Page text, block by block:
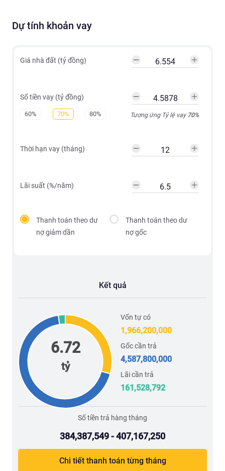
Dự tính khoản vay
Giá nhà đất (tỷ đồng)
Số tiền vay (tỷ đồng)
60% 70% 80% Tương ứng Tỷ lệ vay70%
Thời hạn vay (tháng)
Lãi suất (%/năm)
Thanh toán theo dư
nợ giảm dần
Thanh toán theo dư
nợ gốc
Kết quả
6.72
tỷ
Vốn tự có
1,966,200,000
Gốc cần trả
4,587,800,000
Lãi cần trả
161,528,792
Số tiền trả hàng tháng
384,387,549 - 407,167,250
Chi tiết thanh toán từng tháng